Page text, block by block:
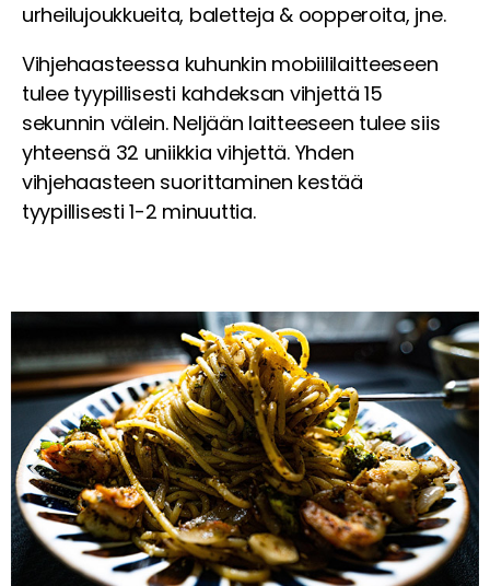
urheilujoukkueita, baletteja & oopperoita, jne.
Vihjehaasteessa kuhunkin mobiililaitteeseen
tulee tyypillisesti kahdeksan vihjettä 15
sekunnin välein. Neljään laitteeseen tulee siis
yhteensä 32 uniikkia vihjettä. Yhden
vihjehaasteen suorittaminen kestää
tyypillisesti 1-2 minuuttia.